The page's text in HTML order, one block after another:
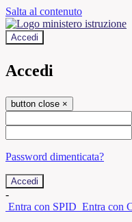
Salta al contenuto
Accedi
Accedi
button close ×
Password dimenticata?
-
Entra con SPID Entra con